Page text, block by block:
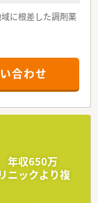
に根差した調剤薬
合わせ
年収650万
ニックより複